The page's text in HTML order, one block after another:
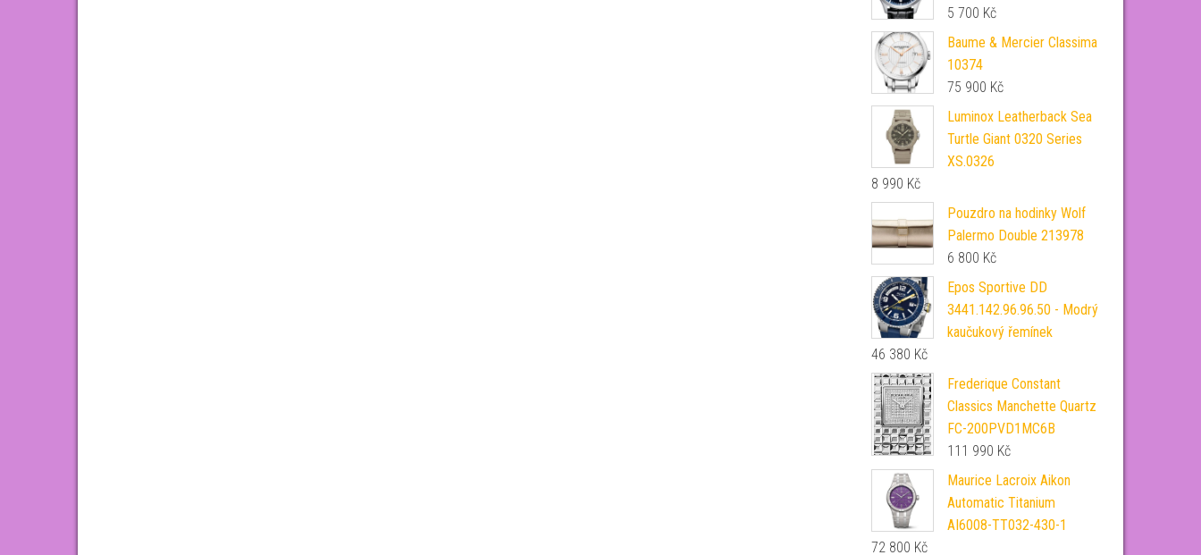
5 700 Kč
Baume & Mercier Classima
10374
75 900 Kč
Luminox Leatherback Sea
Turtle Giant 0320 Series
XS.0326
8 990 Kč
Pouzdro na hodinky Wolf
Palermo Double 213978
6 800 Kč
Epos Sportive DD
3441.142.96.96.50 - Modrý
kaučukový řemínek
46 380 Kč
Frederique Constant
Classics Manchette Quartz
FC-200PVD1MC6B
111 990 Kč
Maurice Lacroix Aikon
Automatic Titanium
AI6008-TT032-430-1
72 800 Kč